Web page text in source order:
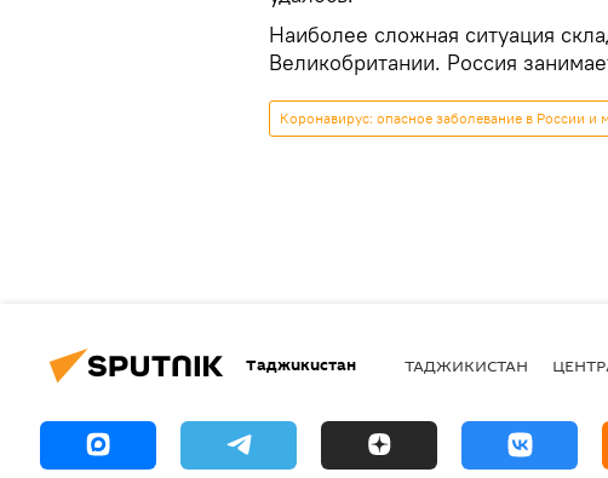
Наиболее сложная ситуация
Великобритании. Россия
Коронавирус: опасное заболевание в России и
Таджикистан ТАДЖИКИСТАН